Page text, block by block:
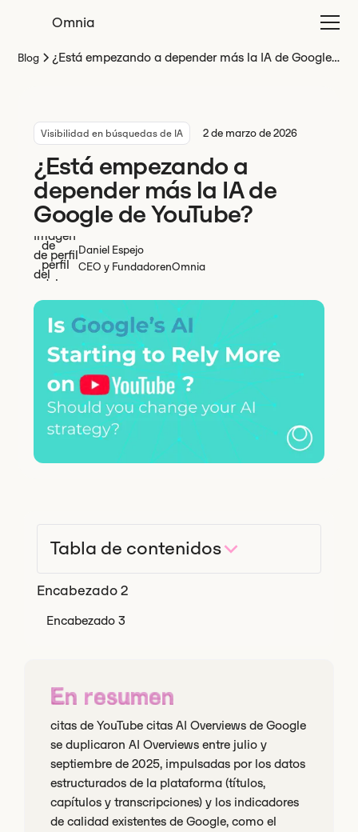
Omnia
Blog
¿Está empezando a depender más la IA de Google
Visibilidad en búsquedas de IA 2 de marzo de 2026
¿Está empezando a
depender más la IA de
Google de YouTube?
Daniel Espejo
CEO y FundadorenOmnia
Tabla de contenidos
Encabezado 2
Encabezado 3
En resumen
citas de YouTube citas AI Overviews de Google
se duplicaron AI Overviews entre julio y
septiembre de 2025, impulsadas por los datos
estructurados de la plataforma (títulos,
capítulos y transcripciones) y los indicadores
de calidad existentes de Google, como el